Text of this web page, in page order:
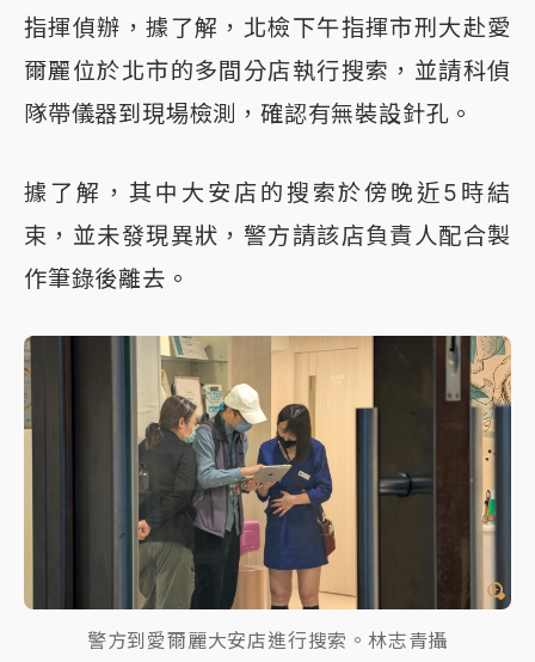
指揮偵辦，據了解，北檢下午指揮市刑大赴愛
爾麗位於北市的多間分店執行搜索，並請科偵
隊帶儀器到現場檢測，確認有無裝設針孔。
據了解，其中大安店的搜索於傍晚近5時結
束，並未發現異狀，警方請該店負責人配合製
作筆錄後離去。
警方到愛爾麗大安店進行搜索。林志青攝